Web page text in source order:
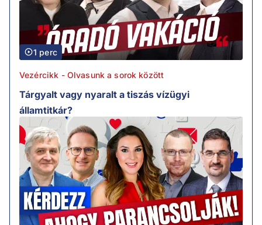
1 perc
Vezércikk - Olvasunk a sorok között
Tárgyalt vagy nyaralt a tiszás vízügyi
államtitkár?